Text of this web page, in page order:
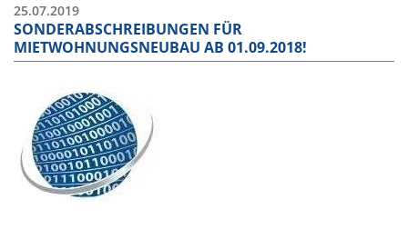
25.07.2019
SONDERABSCHREIBUNGEN FÜR
MIETWOHNUNGSNEUBAU AB 01.09.2018!